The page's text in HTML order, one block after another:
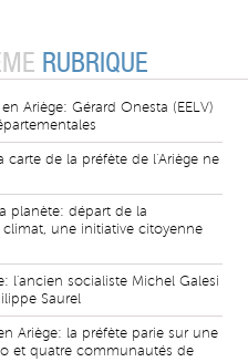
RUBRIQUE
Ariège: Gérard Onesta (EELV)
carte de la préfète de l'Ariège ne
planète: départ de la
une initiative citoyenne
l'ancien socialiste Michel Galesi
Saurel
Ariège: la préfète parie sur une
et quatre communautés de